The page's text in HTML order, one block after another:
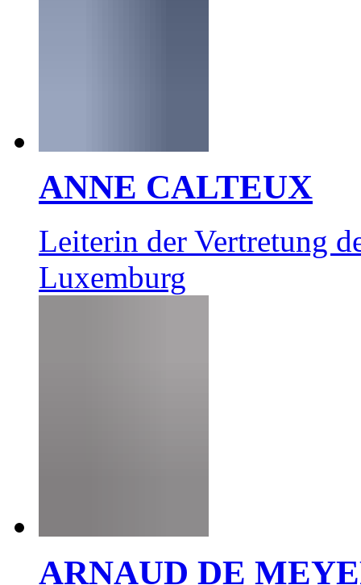
ANNE CALTEUX
Leiterin der Vertretung
Luxemburg
ARNAUD DE